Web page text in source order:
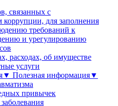
связанных с
коррупции, для заполнения
требований к
и урегулированию
расходах, об имуществе
услуги
Полезная информация▼
привычек